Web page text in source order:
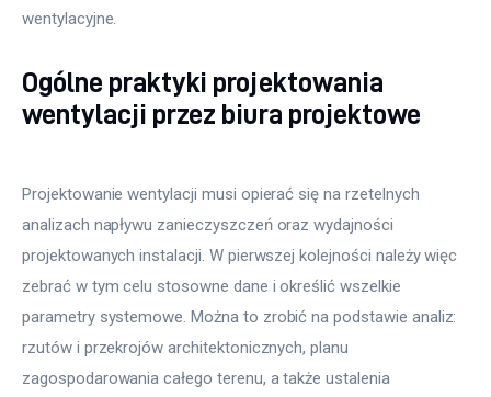
wentylacyjne.
Ogólne praktyki projektowania
wentylacji przez biura projektowe
Projektowanie wentylacji musi opierać się na rzetelnych
analizach napływu zanieczyszczeń oraz wydajności
projektowanych instalacji. W pierwszej kolejności należy więc
zebrać w tym celu stosowne dane i określić wszelkie
parametry systemowe. Można to zrobić na podstawie analiz:
rzutów i przekrojów architektonicznych, planu
zagospodarowania całego terenu, a także ustalenia